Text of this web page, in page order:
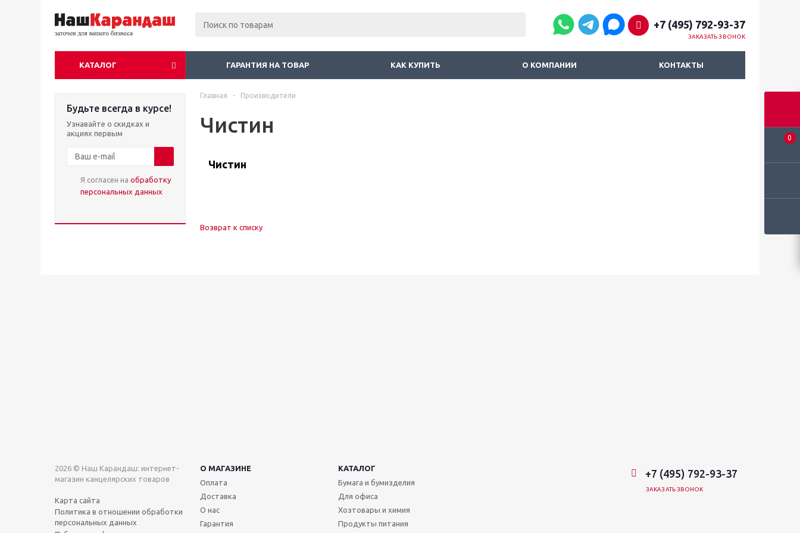
0
+7 (495) 792-93-37
ЗАКАЗАТЬ ЗВОНОК
КАТАЛОГ ГАРАНТИЯ НА ТОВАР КАК КУПИТЬ О КОМПАНИИ КОНТАКТЫ
Будьте всегда в курсе!
Узнавайте о скидках и
акциях первым
Я согласен на обработку
персональных данных
Главная - Производители
Чистин
Чистин
Возврат к списку
2026 © Наш Карандаш: интернет-
магазин канцелярских товаров
Карта сайта
Политика в отношении обработки
персональных данных
О МАГАЗИНЕ
КАТАЛОГ
Оплата
Доставка
О нас
Гарантия
Бумага и бумизделия
Для офиса
Хозтовары и химия
Продукты питания
+7 (495) 792-93-37
ЗАКАЗАТЬ ЗВОНОК